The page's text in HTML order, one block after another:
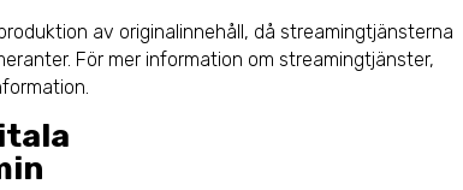
av originalinnehåll, då streamingtjänsterna
För mer information om streamingtjänster,